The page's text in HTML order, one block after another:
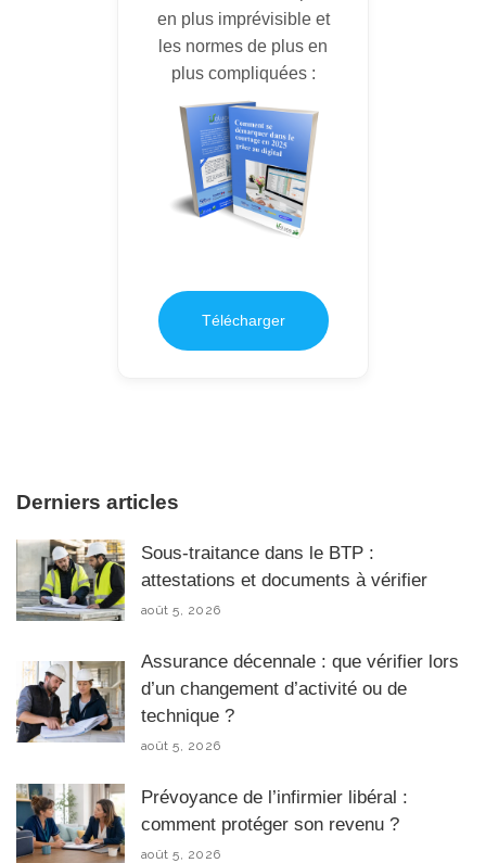
en plus imprévisible et
les normes de plus en
plus compliquées :
Télécharger
Derniers articles
Sous-traitance dans le BTP :
attestations et documents à vérifier
août 5, 2026
Assurance décennale : que vérifier lors
d’un changement d’activité ou de
technique ?
août 5, 2026
Prévoyance de l’infirmier libéral :
comment protéger son revenu ?
août 5, 2026